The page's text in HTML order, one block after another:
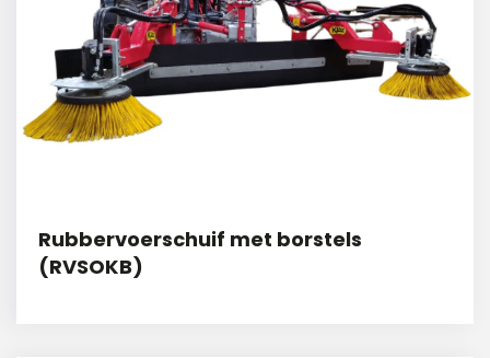
Rubbervoerschuif met borstels
(RVSOKB)